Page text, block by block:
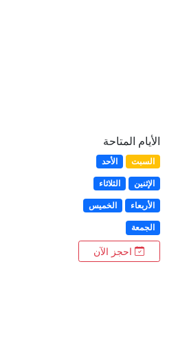
الأيام المتاحة
السبت
الأحد
الإثنين
الثلاثاء
الأربعاء
الخميس
الجمعة
احجز الآن